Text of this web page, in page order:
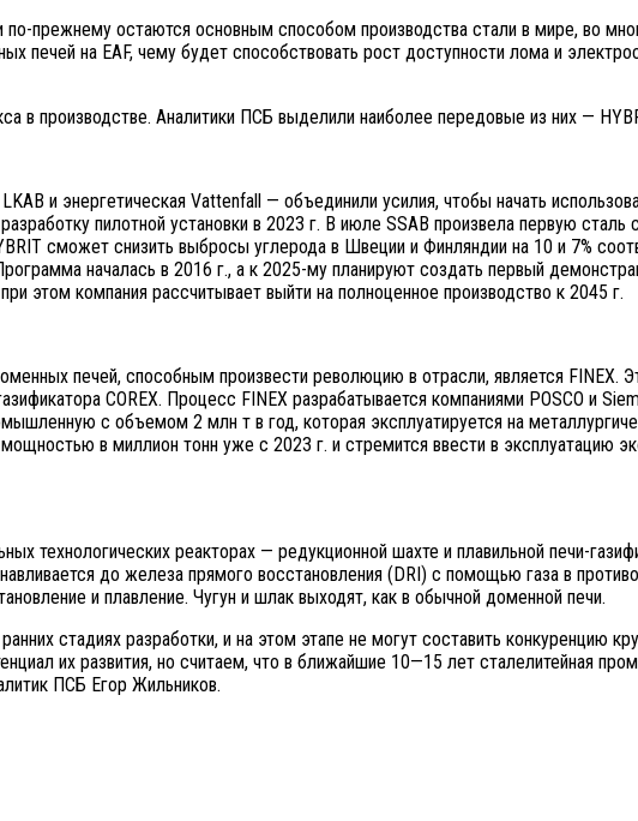
прежнему остаются основным способом производства стали в мире, во
печей на EAF, чему будет способствовать рост доступности лома и
в производстве. Аналитики ПСБ выделили наиболее передовые из них —
и энергетическая Vattenfall — объединили усилия, чтобы начать
пилотной установки в 2023 г. В июле SSAB произвела первую
сможет снизить выбросы углерода в Швеции и Финляндии на 10 и 7%
началась в 2016 г., а к 2025-му планируют создать первый
этом компания рассчитывает выйти на полноценное производство к 2045 г.
печей, способным произвести революцию в отрасли, является FINEX.
COREX. Процесс FINEX разрабатывается компаниями POSCO и
с объемом 2 млн т в год, которая эксплуатируется на
в миллион тонн уже с 2023 г. и стремится ввести в эксплуатацию
технологических реакторах — редукционной шахте и плавильной печи-
до железа прямого восстановления (DRI) с помощью газа в
и плавление. Чугун и шлак выходят, как в обычной доменной печи.
стадиях разработки, и на этом этапе не могут составить конкуренцию
их развития, но считаем, что в ближайшие 10—15 лет сталелитейная
ПСБ Егор Жильников.